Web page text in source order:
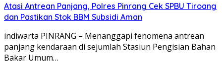
Atasi Antrean Panjang, Polres Pinrang Cek SPBU Tiroang
dan Pastikan Stok BBM Subsidi Aman
‎indiwarta ​PINRANG – Menanggapi fenomena antrean
panjang kendaraan di sejumlah Stasiun Pengisian Bahan
Bakar Umum…